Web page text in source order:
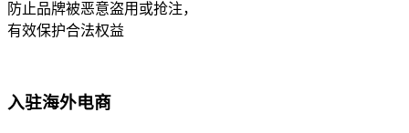
防止品牌被恶意盗用或抢注，
有效保护合法权益
入驻海外电商